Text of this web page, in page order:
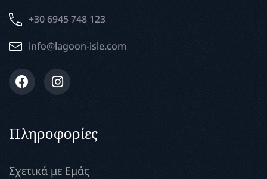
+30 6945 748 123
info@lagoon-isle.com
Πληροφορίες
Σχετικά με Εμάς